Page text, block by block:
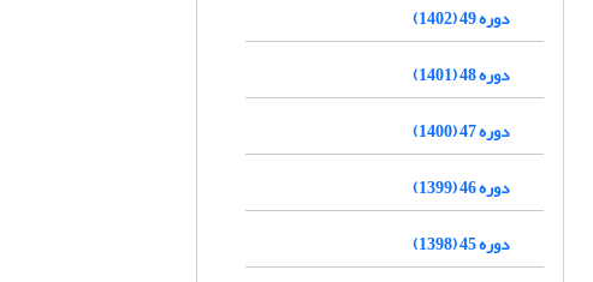
دوره 49 (1402)
دوره 48 (1401)
دوره 47 (1400)
دوره 46 (1399)
دوره 45 (1398)